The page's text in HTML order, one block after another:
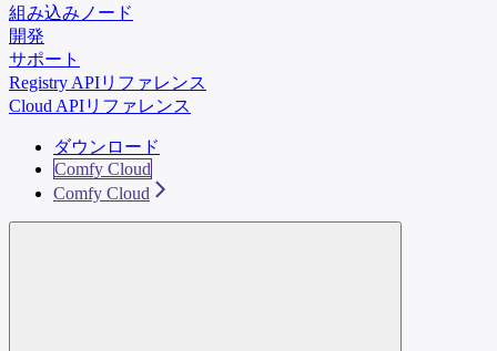
組み込みノード
開発
サポート
Registry APIリファレンス
Cloud APIリファレンス
ダウンロード
Comfy Cloud
Comfy Cloud